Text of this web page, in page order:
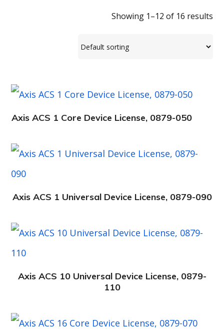
Showing 1–12 of 16 results
Axis ACS 1 Core Device License, 0879-050
Axis ACS 1 Universal Device License, 0879-090
Axis ACS 10 Universal Device License, 0879-
110